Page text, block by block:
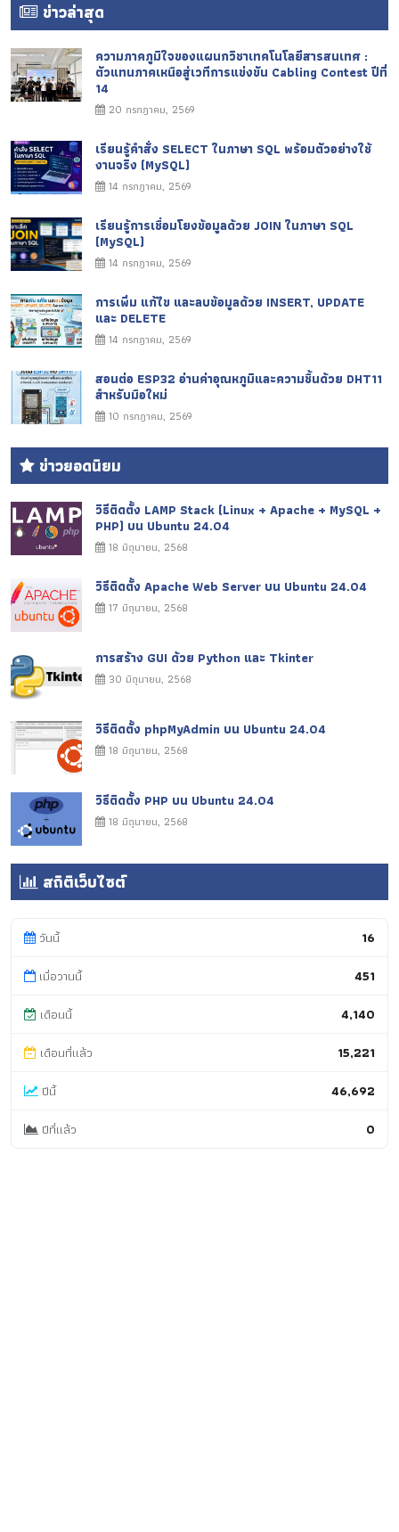
ข่าวล่าสุด
ความภาคภูมิใจของแผนกวิชาเทคโนโลยีสารสนเทศ :
ตัวแทนภาคเหนือสู่เวทีการแข่งขัน Cabling Contest ปีที่
14
20 กรกฎาคม, 2569
เรียนรู้คำสั่ง SELECT ในภาษา SQL พร้อมตัวอย่างใช้
งานจริง (MySQL)
14 กรกฎาคม, 2569
เรียนรู้การเชื่อมโยงข้อมูลด้วย JOIN ในภาษา SQL
(MySQL)
14 กรกฎาคม, 2569
การเพิ่ม แก้ไข และลบข้อมูลด้วย INSERT, UPDATE
และ DELETE
14 กรกฎาคม, 2569
สอนต่อ ESP32 อ่านค่าอุณหภูมิและความชื้นด้วย DHT11
สำหรับมือใหม่
10 กรกฎาคม, 2569
ข่าวยอดนิยม
วิธีติดตั้ง LAMP Stack (Linux + Apache + MySQL +
PHP) บน Ubuntu 24.04
18 มิถุนายน, 2568
วิธีติดตั้ง Apache Web Server บน Ubuntu 24.04
17 มิถุนายน, 2568
การสร้าง GUI ด้วย Python และ Tkinter
30 มิถุนายน, 2568
วิธีติดตั้ง phpMyAdmin บน Ubuntu 24.04
18 มิถุนายน, 2568
วิธีติดตั้ง PHP บน Ubuntu 24.04
18 มิถุนายน, 2568
สถิติเว็บไซต์
วันนี้
16
เมื่อวานนี้
451
เดือนนี้
4,140
เดือนที่แล้ว
15,221
ปีนี้
46,692
ปีที่แล้ว
0